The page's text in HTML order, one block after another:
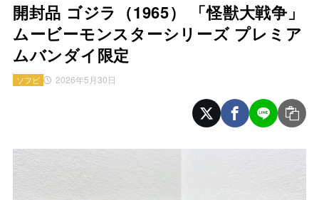
開封品 ゴジラ（1965） 「怪獣大戦争」
ムービーモンスターシリーズ プレミア
ムバンダイ限定
2026年5月30日
ソフビ